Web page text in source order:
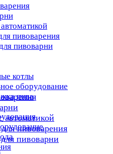
пивоварения
пивоварни
котлы
оборудование
пива
автоматикой
пивоварения
пивоварни